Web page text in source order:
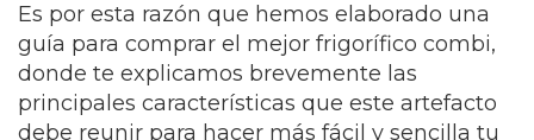
Es por esta razón que hemos elaborado una
guía para comprar el mejor frigorífico combi,
donde te explicamos brevemente las
principales características que este artefacto
debe reunir para hacer más fácil y sencilla tu